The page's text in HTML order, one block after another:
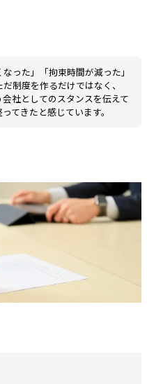
った」「拘束時間が減った」
制度を作るだけではなく、
社としてのスタンスを伝えて
てきたと感じています。